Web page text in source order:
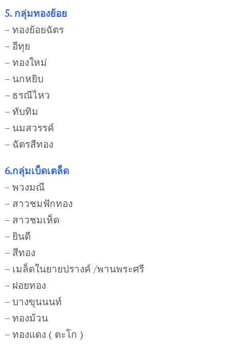
5. กลุ่มทองย้อย
– ทองย้อยฉัตร
– อีทุย
– ทองใหม่
– นกหยิบ
– ธรณีไหว
– ทับทิม
– นมสวรรค์
– ฉัตรสีทอง
6.กลุ่มเบ็ดเตล็ด
– พวงมณี
– สาวชมฟักทอง
– สาวชมเห็ด
– ยินดี
– สีทอง
– เมล็ดในยายปรางค์ /พานพระศรี
– ฝอยทอง
– บางขุนนนท์
– ทองม้วน
– ทองแดง ( ตะโก )